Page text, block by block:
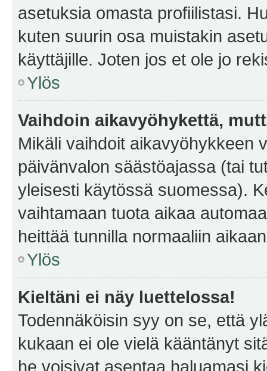
asetuksia omasta profiilistasi.
kuten suurin osa muistakin
käyttäjille. Joten jos et ole jo
Ylös
Vaihdoin aikavyöhykettä,
Mikäli vaihdoit aikavyöhykkeen
päivänvalon säästöajassa (tai
yleisesti käytössä suomessa).
vaihtamaan tuota aikaa
heittää tunnilla normaaliin
Ylös
Kieltäni ei näy luettelossa!
Todennäköisin syy on se, että
kukaan ei ole vielä kääntänyt
he voisivat asentaa haluamasi